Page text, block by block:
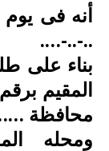
أنه فى
..-..-….
بناء على
المقيم
محافظة
ومحله